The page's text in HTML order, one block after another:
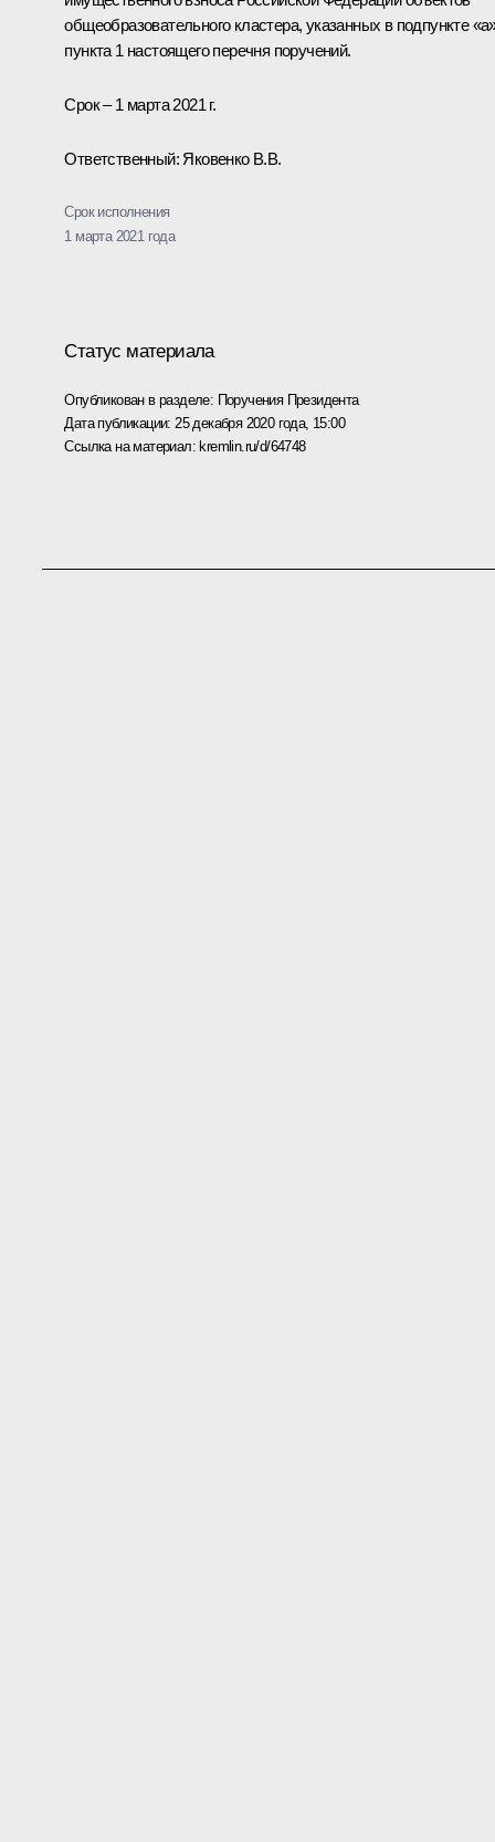
общеобразовательного кластера, указанных в подпункте
пункта 1 настоящего перечня поручений.
Срок – 1 марта 2021 г.
Ответственный: Яковенко В.В.
Срок исполнения
1 марта 2021 года
Статус материала
Опубликован в разделе: Поручения Президента
Дата публикации: 25 декабря 2020 года, 15:00
Ссылка на материал: kremlin.ru/d/64748